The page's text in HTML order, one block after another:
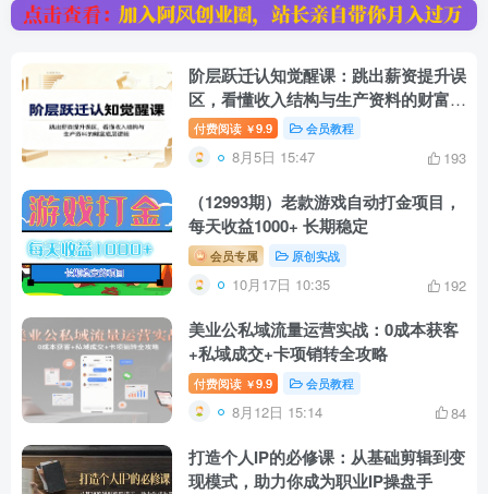
阶层跃迁认知觉醒课：跳出薪资提升误
区，看懂收入结构与生产资料的财富底
层逻辑
付费阅读 ￥9.9 会员教程
8月5日 15:47 193
（12993期）老款游戏自动打金项目，
每天收益1000+ 长期稳定
会员专属 原创实战
10月17日 10:35 192
美业公私域流量运营实战：0成本获客
+私域成交+卡项销转全攻略
付费阅读 ￥9.9 会员教程
8月12日 15:14 84
打造个人IP的必修课：从基础剪辑到变
现模式，助力你成为职业IP操盘手